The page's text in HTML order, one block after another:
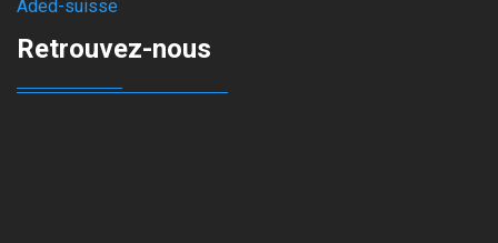
Aded-suisse
Retrouvez-nous